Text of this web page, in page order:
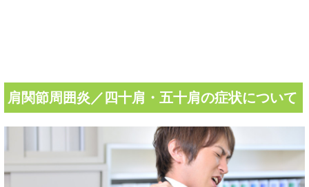
肩関節周囲炎／四十肩・五十肩の症状について